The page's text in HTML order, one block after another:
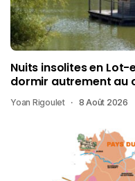
Nuits insolites en
dormir autrement au
Yoan Rigoulet 8 Août 2026